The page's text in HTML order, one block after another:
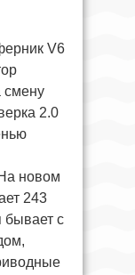
V6
смену
2.0
новом
243
бывает с